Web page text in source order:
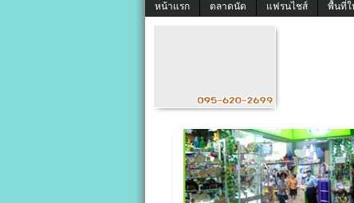
หน้าแรก ตลาดนัด แฟรนไชส์ พื้นที่ใ